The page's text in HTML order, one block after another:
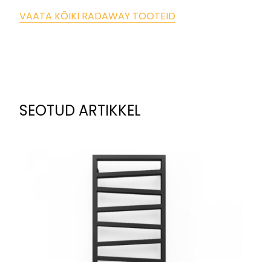
VAATA KÕIKI RADAWAY TOOTEID
SEOTUD ARTIKKEL